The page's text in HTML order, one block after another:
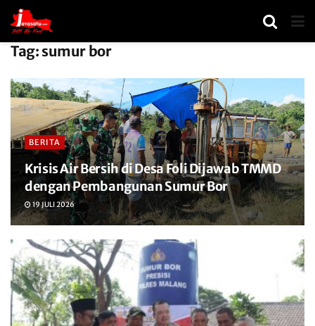
Tag: sumur bor
BERITA
Krisis Air Bersih di Desa Foli Dijawab TMMD
dengan Pembangunan Sumur Bor
19 JULI 2026